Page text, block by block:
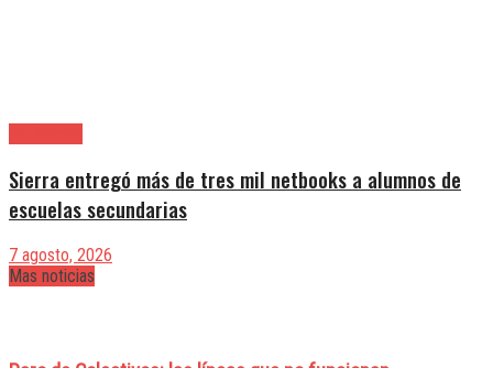
Sierra entregó más de tres mil netbooks a alumnos de
escuelas secundarias
7 agosto, 2026
Mas noticias